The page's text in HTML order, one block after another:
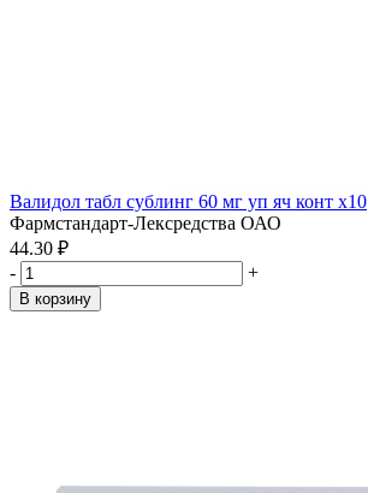
Валидол табл сублинг 60 мг уп яч конт x10
Фармстандарт-Лексредства ОАО
44.30 ₽
-
+
В корзину